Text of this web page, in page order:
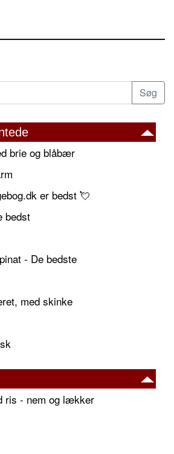
brie og blåbær
er bedst 💘
bedst
- De bedste
med skinke
ris - nem og lækker